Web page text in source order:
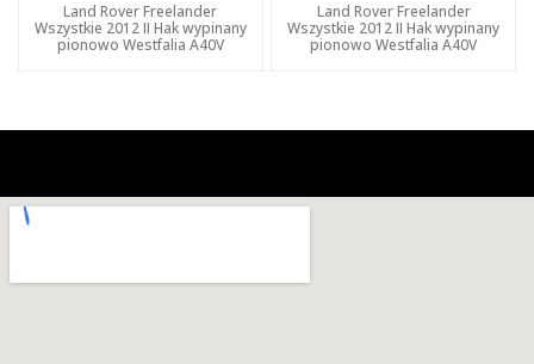
Land Rover Freelander
Wszystkie 2012 II Hak wypinany
pionowo Westfalia A40V
Land Rover Freelander
Wszystkie 2012 II Hak wypinany
pionowo Westfalia A40V